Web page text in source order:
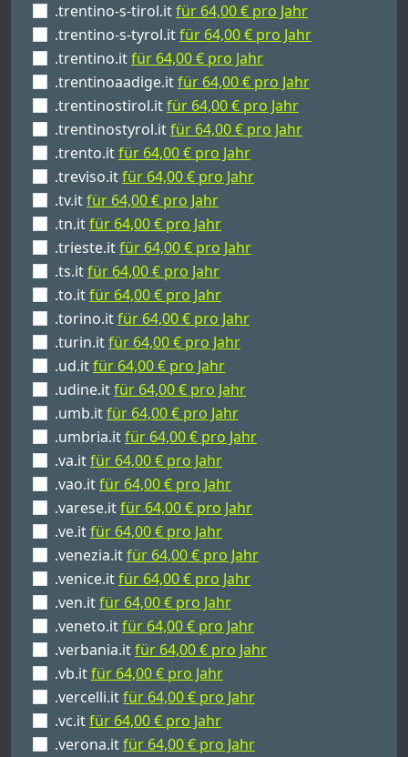
.trentino-s-tirol.itfür 64,00 € pro Jahr
.trentino-s-tyrol.itfür 64,00 € pro Jahr
.trentino.itfür 64,00 € pro Jahr
.trentinoaadige.itfür 64,00 € pro Jahr
.trentinostirol.itfür 64,00 € pro Jahr
.trentinostyrol.itfür 64,00 € pro Jahr
.trento.itfür 64,00 € pro Jahr
.treviso.itfür 64,00 € pro Jahr
.tv.itfür 64,00 € pro Jahr
.tn.itfür 64,00 € pro Jahr
.trieste.itfür 64,00 € pro Jahr
.ts.itfür 64,00 € pro Jahr
.to.itfür 64,00 € pro Jahr
.torino.itfür 64,00 € pro Jahr
.turin.itfür 64,00 € pro Jahr
.ud.itfür 64,00 € pro Jahr
.udine.itfür 64,00 € pro Jahr
.umb.itfür 64,00 € pro Jahr
.umbria.itfür 64,00 € pro Jahr
.va.itfür 64,00 € pro Jahr
.vao.itfür 64,00 € pro Jahr
.varese.itfür 64,00 € pro Jahr
.ve.itfür 64,00 € pro Jahr
.venezia.itfür 64,00 € pro Jahr
.venice.itfür 64,00 € pro Jahr
.ven.itfür 64,00 € pro Jahr
.veneto.itfür 64,00 € pro Jahr
.verbania.itfür 64,00 € pro Jahr
.vb.itfür 64,00 € pro Jahr
.vercelli.itfür 64,00 € pro Jahr
.vc.itfür 64,00 € pro Jahr
.verona.itfür 64,00 € pro Jahr